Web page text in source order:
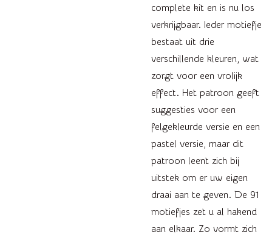
complete kit en is nu los
verkrijgbaar. Ieder motiefje
bestaat uit drie
verschillende kleuren, wat
zorgt voor een vrolijk
effect. Het patroon geeft
suggesties voor een
felgekleurde versie en een
pastel versie, maar dit
patroon leent zich bij
uitstek om er uw eigen
draai aan te geven. De 91
motiefjes zet u al hakend
aan elkaar. Zo vormt zich